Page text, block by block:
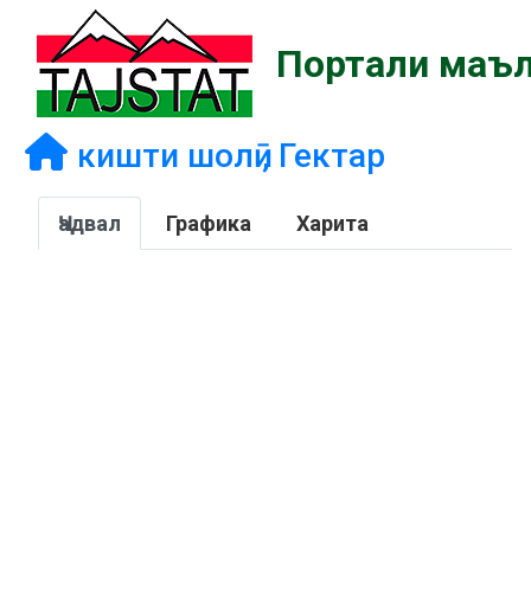
Портали
кишти шолӣ , Гектар
Ҷадвал Графика Харита